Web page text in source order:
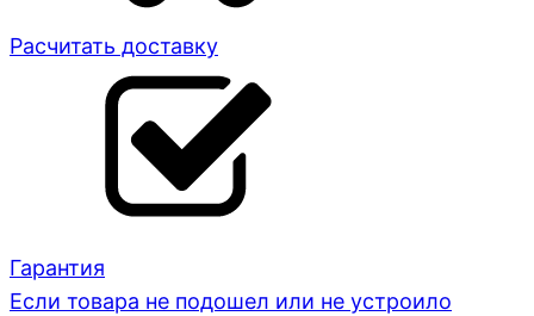
Расчитать доставку
Гарантия
Если товара не подошел или не устроило